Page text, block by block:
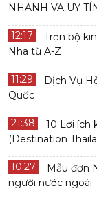
NHANH VA UY
12:17
Trọn bộ
Nha từ A-Z
11:29
Dịch Vụ
Quốc
21:38
10 Lợi ích
(Destination
10:27
Mẫu đơn
người nước ngoài